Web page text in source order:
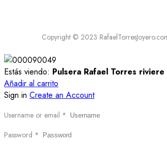
Copyright © 2023
Estás viendo: Pulsera Rafael Torres
Añadir al carrito
Sign in Create an Account
Username or email *
Password *